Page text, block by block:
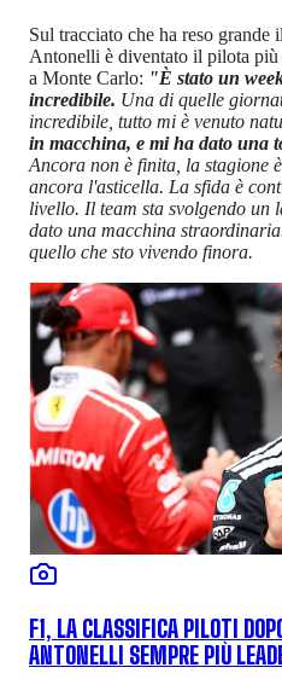
Sul tracciato che ha reso grande
Antonelli è diventato il pilota
a Monte Carlo: "È stato un
incredibile. Una di quelle
incredibile, tutto mi è venuto
in macchina, e mi ha dato una
Ancora non è finita, la stagione
ancora l'asticella. La sfida è
livello. Il team sta svolgendo
dato una macchina
quello che sto vivendo finora.
F1, LA CLASSIFICA PILOTI
ANTONELLI SEMPRE PIÙ